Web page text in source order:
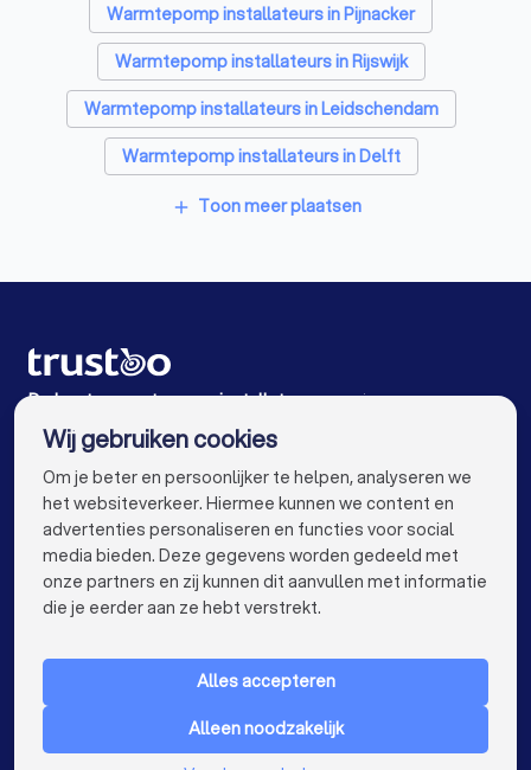
Warmtepomp installateurs in Pijnacker
Warmtepomp installateurs in Rijswijk
Warmtepomp installateurs in Leidschendam
Warmtepomp installateurs in Delft
Warmtepomp installateurs in Zoetermeer
Warmtepomp installateurs in Wateringen
Warmtepomp installateurs in Bergschenhoek
Warmtepomp installateurs in Amsterdam
Warmtepomp installateurs in Rotterdam
Warmtepomp installateurs in Utrecht
Warmtepomp installateurs in Eindhoven
Warmtepomp installateurs in Groningen
Warmtepomp installateurs in Almere
add Toon meer plaatsen
De beste warmtepomp installateurs voor jou
VOOR PARTICULIEREN keyboard_arrow_down
Nederland
Wij gebruiken cookies
Om je beter en persoonlijker te helpen, analyseren we
het websiteverkeer. Hiermee kunnen we content en
advertenties personaliseren en functies voor social
media bieden. Deze gegevens worden gedeeld met
onze partners en zij kunnen dit aanvullen met informatie
die je eerder aan ze hebt verstrekt.
Alles accepteren
Alleen noodzakelijk